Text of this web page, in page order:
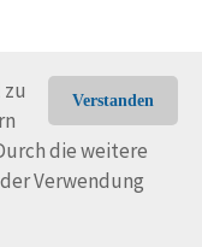
Verstanden
die weitere
Verwendung
Hinweise